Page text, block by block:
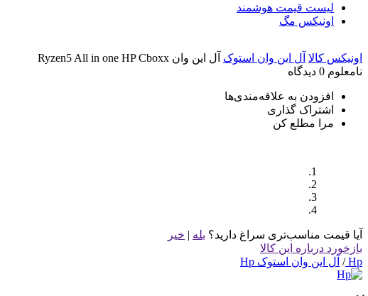
لیست قیمت هوشمند
اونیکس مگ
اونیکس کالا آل این وان استوک آل این وان Ryzen5 All in one HP Cboxx
نامعلوم 0 دیدگاه
افزودن به علاقه‌مندی‌ها
اشتراک گذاری
مرا مطلع کن
آیا قیمت مناسب‌تری سراغ دارید؟ بله | خیر
بازخورد درباره این کالا
Hp
/ آل این وان استوک Hp